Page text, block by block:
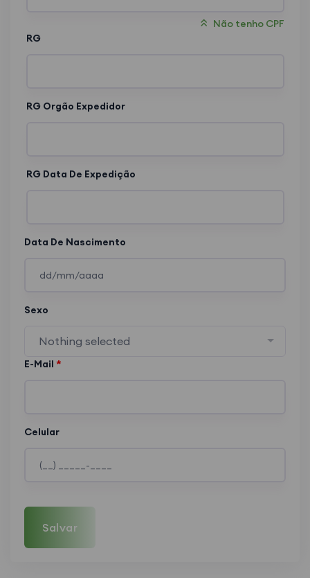
Não tenho CPF
RG
RG Orgão Expedidor
RG Data De Expedição
Data De Nascimento
Sexo
Nothing selected
E-Mail *
Celular
Salvar